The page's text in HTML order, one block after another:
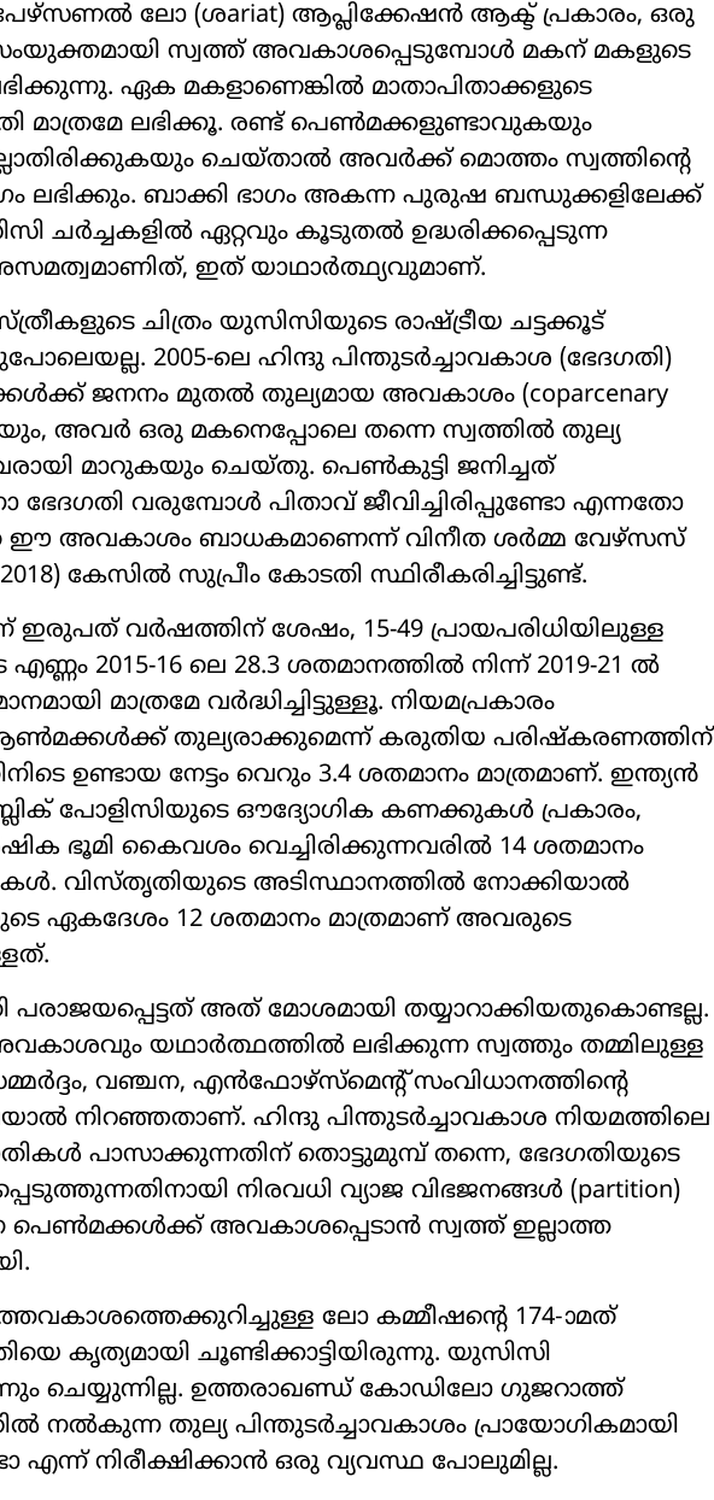
പേഴ്സണൽ ലോ (ശariat) ആപ്ലിക്കേഷൻ ആക്ട് പ്രകാരം, ഒരു
സ്വത്ത് അവകാശപ്പെടുമ്പോൾ മകന് മകളുടെ
ലഭിക്കുന്നു. ഏക മകളാണെങ്കിൽ മാതാപിതാക്കളുടെ
മാത്രമേ ലഭിക്കൂ. രണ്ട് പെൺമക്കളുണ്ടാവുകയും
ചെയ്താൽ അവർക്ക് മൊത്തം സ്വത്തിന്റെ
ലഭിക്കും. ബാക്കി ഭാഗം അകന്ന പുരുഷ ബന്ധുക്കളിലേക്ക്
ചർച്ചകളിൽ ഏറ്റവും കൂടുതൽ ഉദ്ധരിക്കപ്പെടുന്ന
ഇത് യാഥാർത്ഥ്യവുമാണ്.
ചിത്രം യുസിസിയുടെ രാഷ്ട്രീയ ചട്ടക്കൂട്
2005-ലെ ഹിന്ദു പിന്തുടർച്ചാവകാശ (ഭേദഗതി)
ജനനം മുതൽ തുല്യമായ അവകാശം (coparcenary
അവർ ഒരു മകനെപ്പോലെ തന്നെ സ്വത്തിൽ തുല്യ
മാറുകയും ചെയ്തു. പെൺകുട്ടി ജനിച്ചത്
ഭേദഗതി വരുമ്പോൾ പിതാവ് ജീവിച്ചിരിപ്പുണ്ടോ എന്നതോ
ഈ അവകാശം ബാധകമാണെന്ന് വിനീത ശർമ്മ വേഴ്സസ്
കേസിൽ സുപ്രീം കോടതി സ്ഥിരീകരിച്ചിട്ടുണ്ട്.
ഇരുപത് വർഷത്തിന് ശേഷം, 15-49 പ്രായപരിധിയിലുള്ള
2015-16 ലെ 28.3 ശതമാനത്തിൽ നിന്ന് 2019-21 ൽ
മാത്രമേ വർദ്ധിച്ചിട്ടുള്ളൂ. നിയമപ്രകാരം
തുല്യരാക്കുമെന്ന് കരുതിയ പരിഷ്കരണത്തിന്
ഉണ്ടായ നേട്ടം വെറും 3.4 ശതമാനം മാത്രമാണ്. ഇന്ത്യൻ
പോളിസിയുടെ ഔദ്യോഗിക കണക്കുകൾ പ്രകാരം,
ഭൂമി കൈവശം വെച്ചിരിക്കുന്നവരിൽ 14 ശതമാനം
വിസ്തൃതിയുടെ അടിസ്ഥാനത്തിൽ നോക്കിയാൽ
ഏകദേശം 12 ശതമാനം മാത്രമാണ് അവരുടെ
പരാജയപ്പെട്ടത് അത് മോശമായി തയ്യാറാക്കിയതുകൊണ്ടല്ല.
യഥാർത്ഥത്തിൽ ലഭിക്കുന്ന സ്വത്തും തമ്മിലുള്ള
വഞ്ചന, എൻഫോഴ്‌സ്‌മെന്റ് സംവിധാനത്തിന്റെ
നിറഞ്ഞതാണ്. ഹിന്ദു പിന്തുടർച്ചാവകാശ നിയമത്തിലെ
പാസാക്കുന്നതിന് തൊട്ടുമുമ്പ് തന്നെ, ഭേദഗതിയുടെ
നിരവധി വ്യാജ വിഭജനങ്ങൾ (partition)
അവകാശപ്പെടാൻ സ്വത്ത് ഇല്ലാത്ത
ലോ കമ്മീഷന്റെ 174-ാമത്
കൃത്യമായി ചൂണ്ടിക്കാട്ടിയിരുന്നു. യുസിസി
ചെയ്യുന്നില്ല. ഉത്തരാഖണ്ഡ് കോഡിലോ ഗുജറാത്ത്
നൽകുന്ന തുല്യ പിന്തുടർച്ചാവകാശം പ്രായോഗികമായി
നിരീക്ഷിക്കാൻ ഒരു വ്യവസ്ഥ പോലുമില്ല.